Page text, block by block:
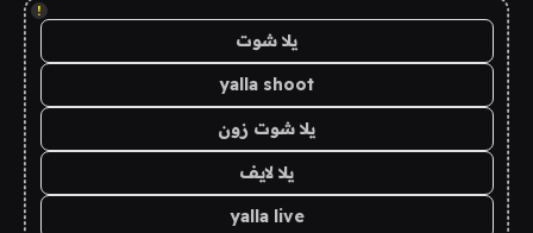
!
يلا شوت
yalla shoot
يلا شوت زون
يلا لايف
yalla live